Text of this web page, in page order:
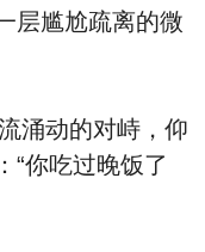
层尴尬疏离的微
涌动的对峙，仰
“你吃过晚饭了